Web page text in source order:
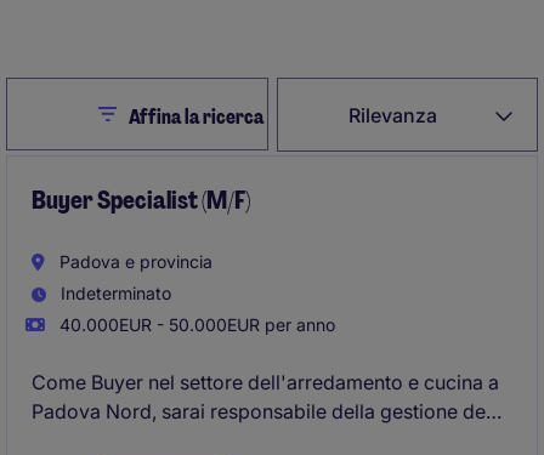
Rilevanza
CloseAffina la ricerca
Buyer Specialist (M/F)
Padova e provincia
Indeterminato
40.000EUR - 50.000EUR per anno
Come Buyer nel settore dell'arredamento e cucina a
Padova Nord, sarai responsabile della gestione degli